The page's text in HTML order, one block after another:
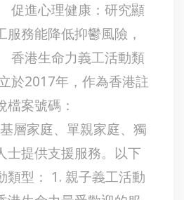
促進心理健康：研究顯
務能降低抑鬱風險，
香港生命力義工活動類
於2017年，作為香港註
案號碼：
層家庭、單親家庭、獨
士提供支援服務。以下
類型： 1. 親子義工活動